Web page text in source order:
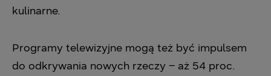
kulinarne.
Programy telewizyjne mogą też być impulsem
do odkrywania nowych rzeczy – aż 54 proc.